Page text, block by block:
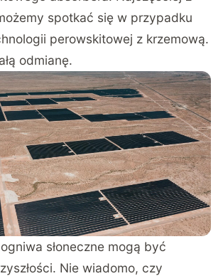
spotkać się w przypadku
perowskitowej z krzemową.
odmianę.
słoneczne mogą być
Nie wiadomo, czy